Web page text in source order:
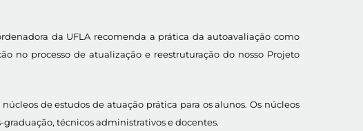
da UFLA recomenda a prática da autoavaliação como
no processo de atualização e reestruturação do nosso Projeto
de estudos de atuação prática para os alunos. Os núcleos
técnicos administrativos e docentes.